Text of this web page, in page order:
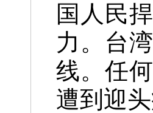
国人民
力。台
线。任
遭到迎头